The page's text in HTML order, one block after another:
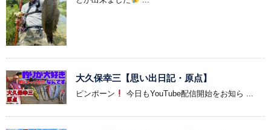
大久保幸三【思い出日記・原点】
ピンポーン 今日もYouTube配信開始をお知ら ...